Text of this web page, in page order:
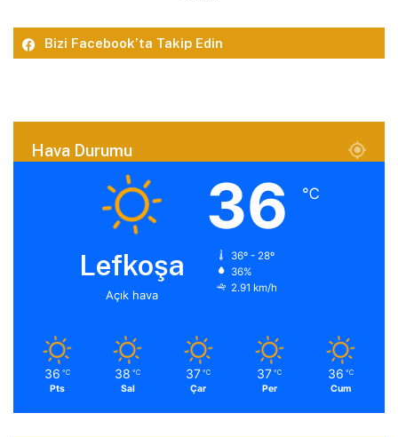
Bizi Facebook’ta Takip Edin
Hava Durumu
Lefkoşa
Açık hava
36 ℃
36º - 28º
36%
2.91 km/h
36 ℃
Pts
38 ℃
Sal
37 ℃
Çar
37 ℃
Per
36 ℃
Cum